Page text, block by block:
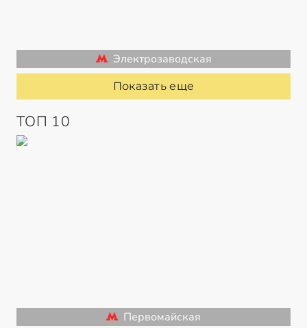
Электрозаводская
Показать еще
ТОП 10
Первомайская